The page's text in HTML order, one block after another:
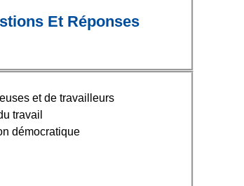
Et Réponses
et de travailleurs
travail
démocratique